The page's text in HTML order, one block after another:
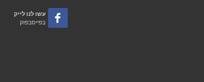
עשו לנו לייק
בפייסבפוק